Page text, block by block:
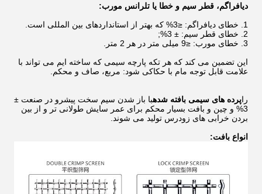
دیافراگم، قطر سیم و خطا یا تلرانس مورب:
1. خطای دیافراگم: ≤3% که بهتر از استانداردهای بین المللی است.
2. خطای قطر سیم: ± 3%;
3. خطای مورب: ≤9 میلی متر در هر 2 متر.
این تضمین می کند که هر تکه پارچه سیمی که ساخته ایم می تواند با
علامت قابل توجه مام با حکاکی شود: مربع، صاف و محکم.
راپرده های سیمی بافته شدهبا باز شدن سیم سخت پیشرو در صنعت ±
3% و چین و بافت بسیار محکم برای عمر سایش طولانی تر و از بین
بردن خرابی های زودرس تولید می شوند.
انواع بافت: